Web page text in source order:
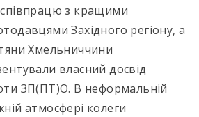
з кращими
Західного регіону, а
Хмельниччини
власний досвід
ЗП(ПТ)О. В неформальній
атмосфері колеги